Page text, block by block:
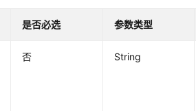
是否必选 参数类型
否 String